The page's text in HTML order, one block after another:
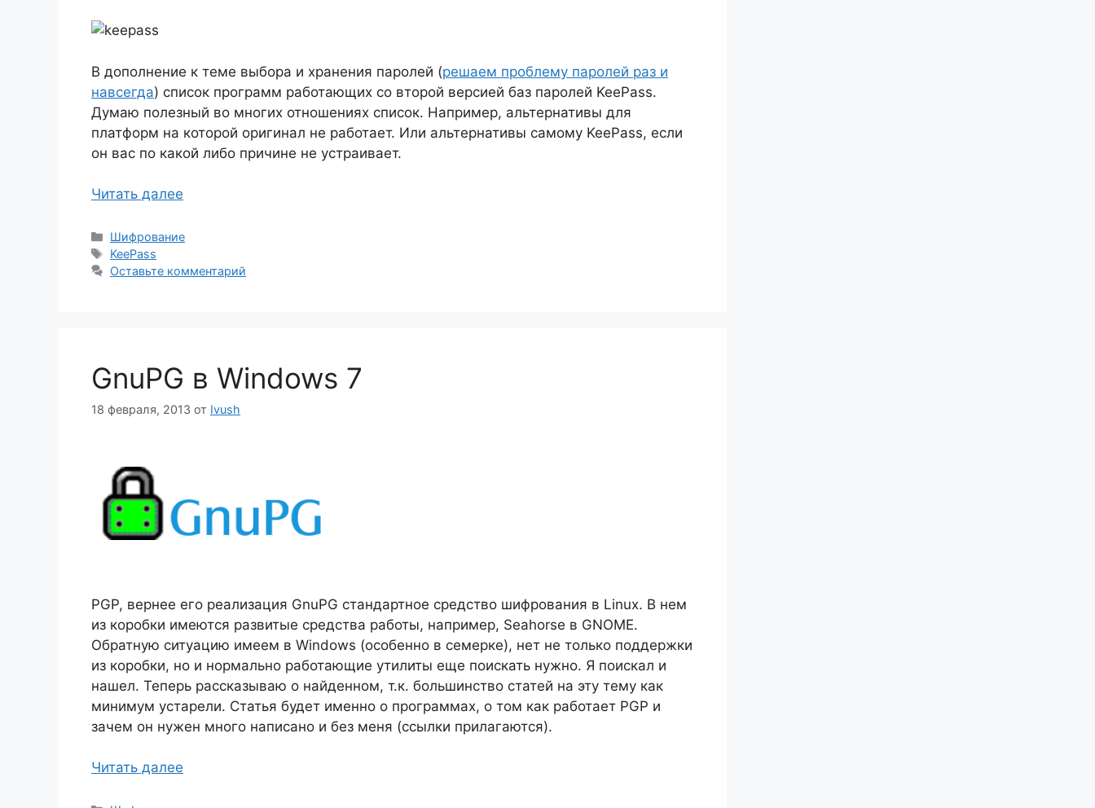
В дополнение к теме выбора и хранения паролей (решаем проблему паролей раз и
навсегда) список программ работающих со второй версией баз паролей KeePass.
Думаю полезный во многих отношениях список. Например, альтернативы для
платформ на которой оригинал не работает. Или альтернативы самому KeePass, если
он вас по какой либо причине не устраивает.
Читать далее
Рубрики
Шифрование
Метки
KeePass
Оставьте комментарий
GnuPG в Windows 7
18 февраля, 2013 от Ivush
PGP, вернее его реализация GnuPG стандартное средство шифрования в Linux. В нем
из коробки имеются развитые средства работы, например, Seahorse в GNOME.
Обратную ситуацию имеем в Windows (особенно в семерке), нет не только поддержки
из коробки, но и нормально работающие утилиты еще поискать нужно. Я поискал и
нашел. Теперь рассказываю о найденном, т.к. большинство статей на эту тему как
минимум устарели. Статья будет именно о программах, о том как работает PGP и
зачем он нужен много написано и без меня (ссылки прилагаются).
Читать далее